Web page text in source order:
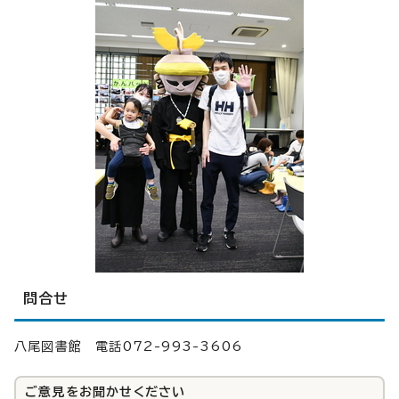
問合せ
八尾図書館 電話072-993-3606
ご意見をお聞かせください